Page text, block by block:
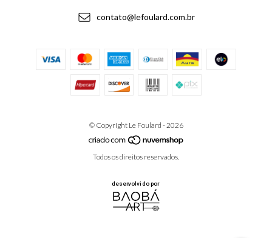
contato@lefoulard.com.br
© Copyright Le Foulard - 2026
Todos os direitos reservados.